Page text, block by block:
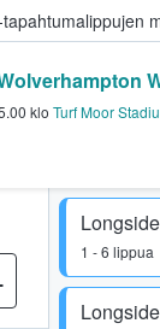
tapahtumalippujen
fanit
klo Turf Moor
1 - 6 lippua